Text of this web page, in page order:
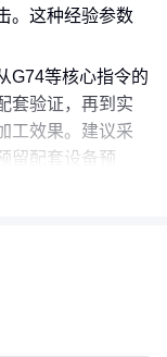
。这种经验参数
G74等核心指令的
套验证，再到实
工效果。建议采
留配套设备预